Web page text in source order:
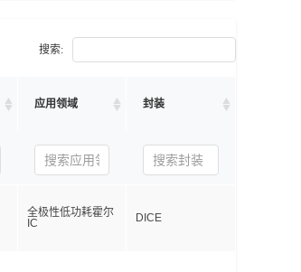
搜索:
应用领域 封装
全极性低功耗霍尔
IC
DICE